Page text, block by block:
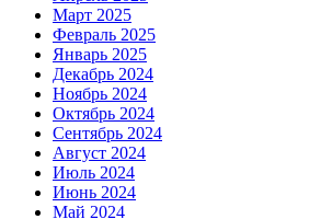
Март 2025
Февраль 2025
Январь 2025
Декабрь 2024
Ноябрь 2024
Октябрь 2024
Сентябрь 2024
Август 2024
Июль 2024
Июнь 2024
Май 2024